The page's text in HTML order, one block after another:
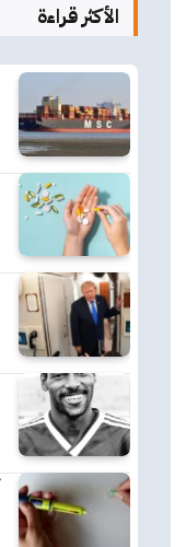
الأكثر قراءة